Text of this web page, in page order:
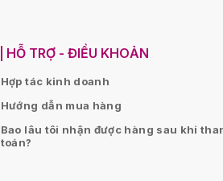
HỖ TRỢ - ĐIỀU KHOẢN
Hợp tác kinh doanh
Hướng dẫn mua hàng
Bao lâu tôi nhận được hàng sau khi
toán?